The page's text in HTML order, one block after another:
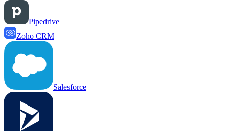
Pipedrive
Zoho CRM
Salesforce